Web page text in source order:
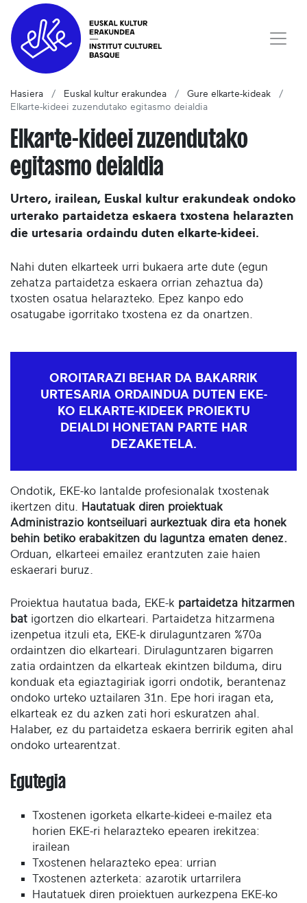
Hasiera Euskal kultur erakundea
Gure elkarte-kideak
Elkarte-kideei zuzendutako egitasmo deialdia
Elkarte-kideei zuzendutako
egitasmo deialdia
Urtero, irailean, Euskal kultur erakundeak ondoko
urterako partaidetza eskaera txostena helarazten
die urtesaria ordaindu duten elkarte-kideei.
Nahi duten elkarteek urri bukaera arte dute (egun
zehatza partaidetza eskaera orrian zehaztua da)
txosten osatua helarazteko. Epez kanpo edo
osatugabe igorritako txostena ez da onartzen.
OROITARAZI BEHAR DA BAKARRIK
URTESARIA ORDAINDUA DUTEN EKE-
KO ELKARTE-KIDEEK PROIEKTU
DEIALDI HONETAN PARTE HAR
DEZAKETELA.
Ondotik, EKE-ko lantalde profesionalak txostenak
ikertzen ditu.
Hautatuak diren proiektuak
Administrazio kontseiluari aurkeztuak dira eta honek
behin betiko erabakitzen du laguntza ematen denez.
Orduan, elkarteei emailez erantzuten zaie haien
eskaerari buruz.
Proiektua hautatua bada, EKE-k partaidetza hitzarmen
bat igortzen dio elkarteari.
Partaidetza hitzarmena
izenpetua itzuli eta, EKE-k dirulaguntzaren %70a
ordaintzen dio elkarteari. Dirulaguntzaren bigarren
zatia ordaintzen da elkarteak ekintzen bilduma, diru
konduak eta egiaztagiriak igorri ondotik, berantenaz
ondoko urteko uztailaren 31n.
Epe hori iragan eta,
elkarteak ez du azken zati hori eskuratzen ahal.
Halaber, ez du partaidetza eskaera berririk egiten ahal
ondoko urtearentzat.
Egutegia
Txostenen igorketa elkarte-kideei e-mailez eta
horien EKE-ri helarazteko epearen irekitzea:
irailean
Txostenen helarazteko epea: urrian
Txostenen azterketa: azarotik urtarrilera
Hautatuek diren proiektuen aurkezpena EKE-ko